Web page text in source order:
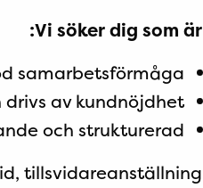
Vi söker dig som är:
samarbetsförmåga
av kundnöjdhet
och strukturerad
tillsvidareanställning